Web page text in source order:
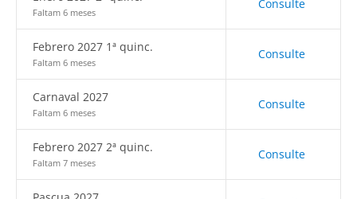
Faltam 6 meses
Consulte
Febrero 2027 1ª quinc.
Faltam 6 meses
Consulte
Carnaval 2027
Faltam 6 meses
Consulte
Febrero 2027 2ª quinc.
Faltam 7 meses
Consulte